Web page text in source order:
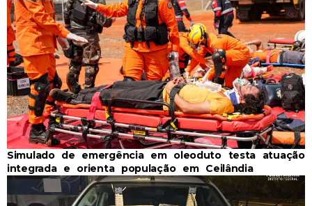
Simulado de emergência em oleoduto testa atuação
integrada e orienta população em Ceilândia